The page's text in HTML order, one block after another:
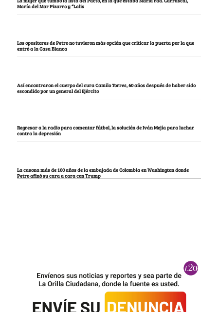
María del Mar Pizarro y “Lalis
Los opositores de Petro no tuvieron más opción que criticar la puerta por la que
entró a la Casa Blanca
Así encontraron el cuerpo del cura Camilo Torres, 60 años después de haber sido
escondido por un general del Ejército
Regresar a la radio para comentar fútbol, la solución de Iván Mejía para luchar
contra la depresión
La casona más de 100 años de la embajada de Colombia en Washington donde
Petro afinó su cara a cara con Trump